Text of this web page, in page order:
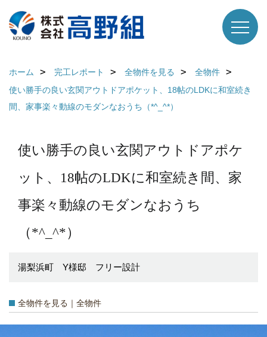
ホーム 完工レポート 全物件を見る
全物件
使い勝手の良い玄関アウトドアポケット、18帖のLDKに和室続き
間、家事楽々動線のモダンなおうち（*^_^*）
使い勝手の良い玄関アウトドアポケ
ット、18帖のLDKに和室続き間、家
事楽々動線のモダンなおうち
（*^_^*）
湯梨浜町 Y様邸 フリー設計
全物件を見る｜全物件